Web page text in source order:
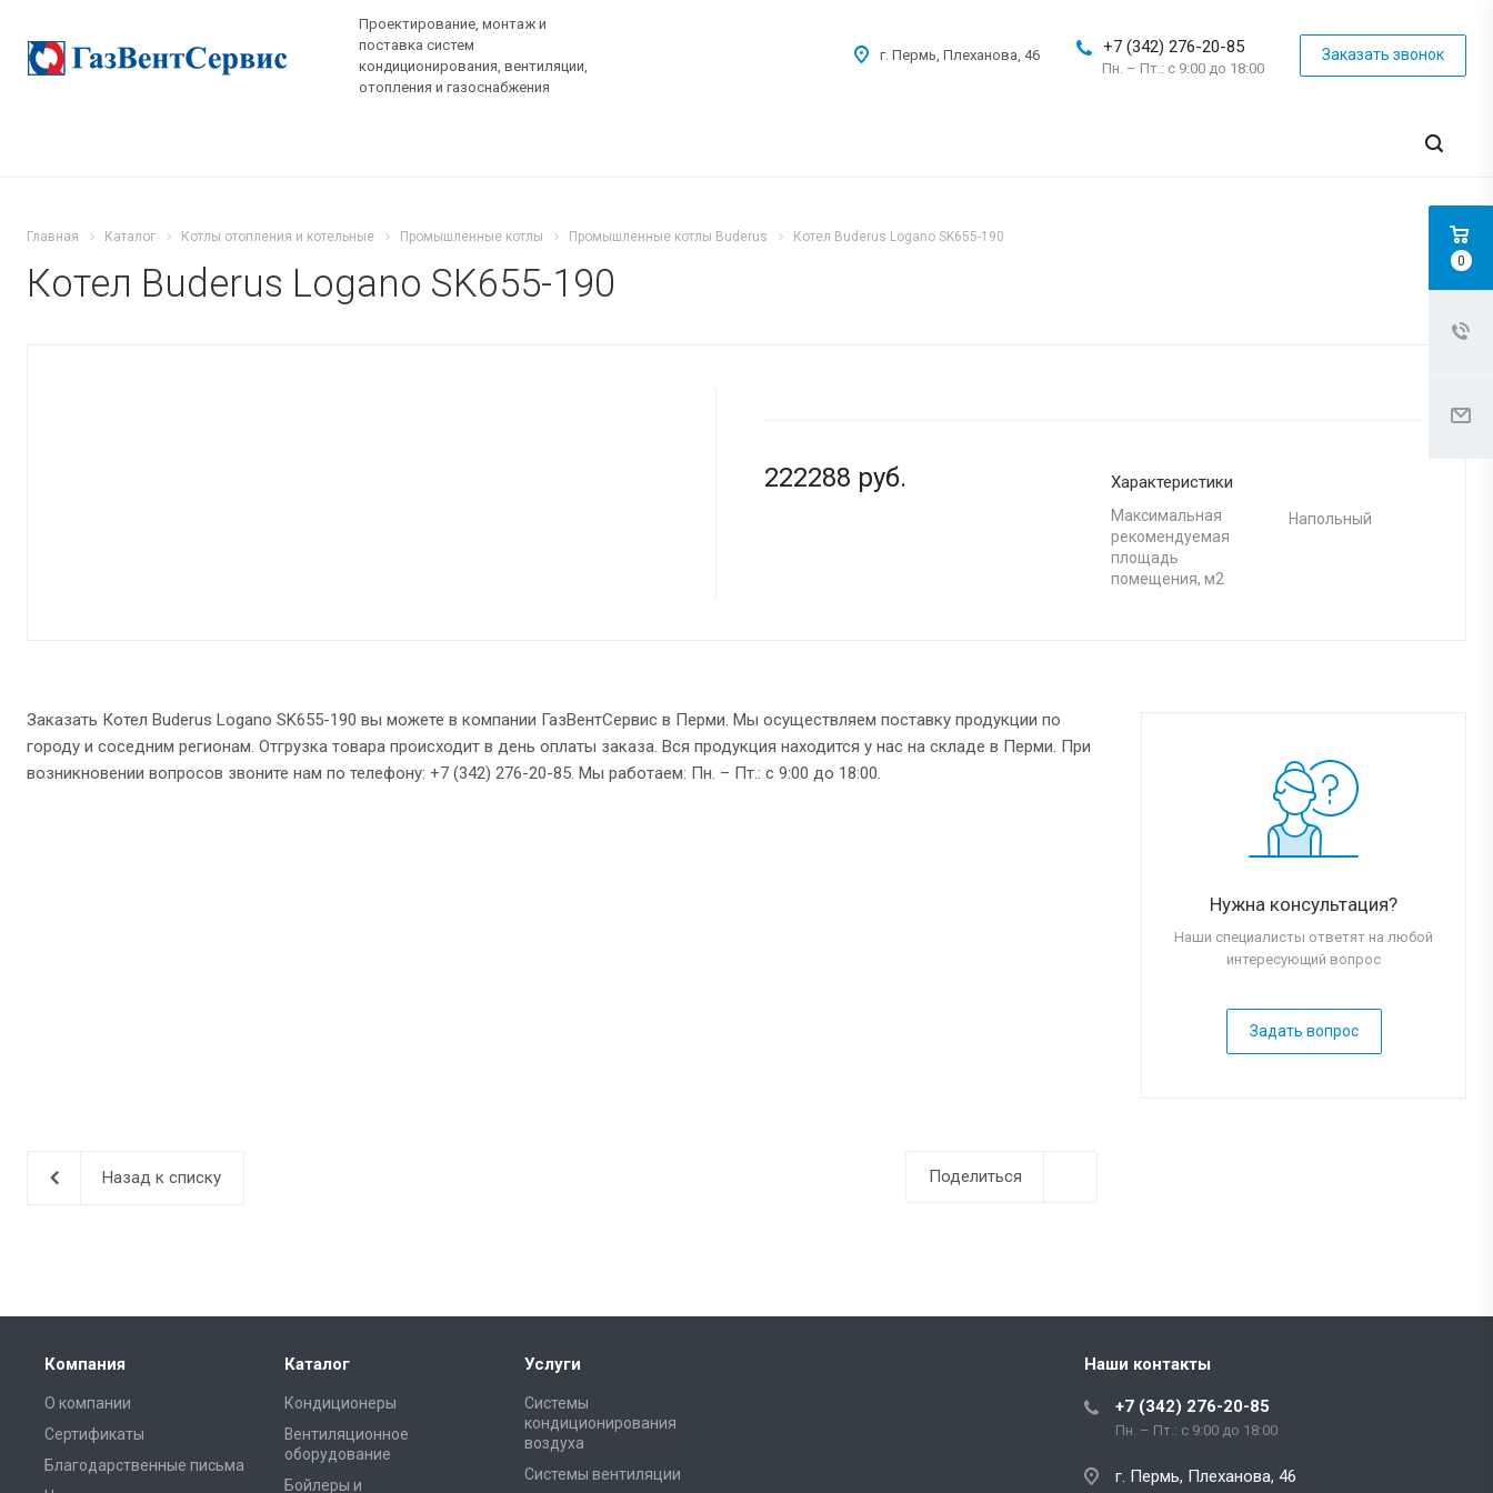
Проектирование, монтаж и
поставка систем
кондиционирования, вентиляции,
отопления и газоснабжения
+7 (342) 276-20-85
Пн. – Пт.: с 9:00 до 18:00
Заказать звонок
г. Пермь, Плеханова, 46
Главная Каталог Котлы отопления и котельные Промышленные котлы Промышленные котлы Buderus Котел Buderus Logano SK655-190
Котел Buderus Logano SK655-190
222288 руб. Характеристики
Максимальная
рекомендуемая
площадь
помещения, м2
Напольный
Заказать Котел Buderus Logano SK655-190 вы можете в компании ГазВентСервис в Перми. Мы осуществляем поставку продукции по
городу и соседним регионам. Отгрузка товара происходит в день оплаты заказа. Вся продукция находится у нас на складе в Перми. При
возникновении вопросов звоните нам по телефону: +7 (342) 276-20-85. Мы работаем: Пн. – Пт.: с 9:00 до 18:00.
Нужна консультация?
Наши специалисты ответят на любой
интересующий вопрос
Задать вопрос
Поделиться
Назад к списку
Компания
О компании
Сертификаты
Благодарственные письма
Каталог
Кондиционеры
Вентиляционное
оборудование
Бойлеры и
Услуги
Системы
кондиционирования
воздуха
Системы вентиляции
Наши контакты
+7 (342) 276-20-85
Пн. – Пт.: с 9:00 до 18:00
г. Пермь, Плеханова, 46
0